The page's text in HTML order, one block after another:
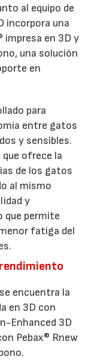
al equipo de
incorpora una
impresa en 3D y
una solución
en
para
entre gatos
y sensibles.
ofrece la
de los gatos
al mismo
y
que permite
fatiga del
encuentra la
en 3D con
Enhanced 3D
Pebax® Rnew